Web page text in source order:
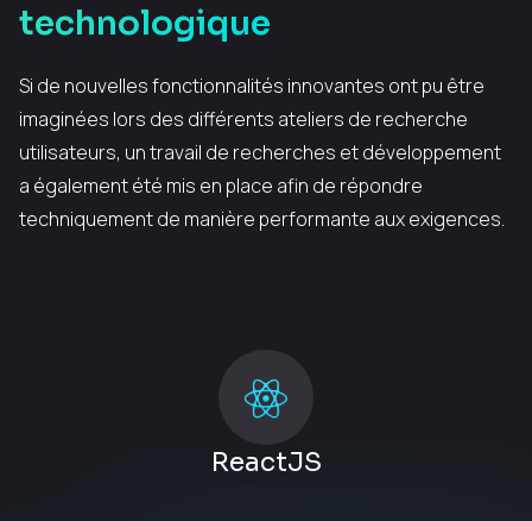
technologique
Si de nouvelles fonctionnalités innovantes ont pu être
imaginées lors des différents ateliers de recherche
utilisateurs, un travail de recherches et développement
a également été mis en place afin de répondre
techniquement de manière performante aux exigences.
ReactJS